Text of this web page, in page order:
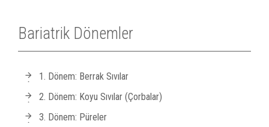
Bariatrik Dönemler
1. Dönem: Berrak Sıvılar
2. Dönem: Koyu Sıvılar (Çorbalar)
3. Dönem: Püreler